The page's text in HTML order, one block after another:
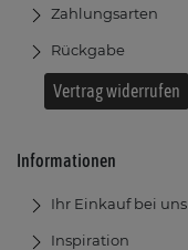
Zahlungsarten
Rückgabe
Vertrag widerrufen
Informationen
Ihr Einkauf bei uns
Inspiration